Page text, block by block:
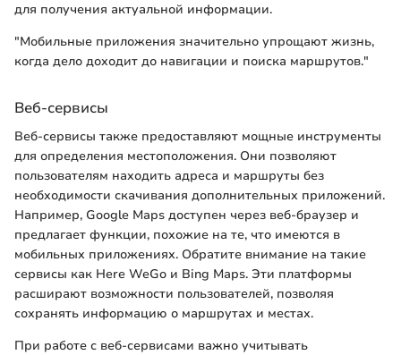
для получения актуальной информации.
"Мобильные приложения значительно упрощают жизнь,
когда дело доходит до навигации и поиска маршрутов."
Веб-сервисы
Веб-сервисы также предоставляют мощные инструменты
для определения местоположения. Они позволяют
пользователям находить адреса и маршруты без
необходимости скачивания дополнительных приложений.
Например, Google Maps доступен через веб-браузер и
предлагает функции, похожие на те, что имеются в
мобильных приложениях. Обратите внимание на такие
сервисы как Here WeGo и Bing Maps. Эти платформы
расширают возможности пользователей, позволяя
сохранять информацию о маршрутах и местах.
При работе с веб-сервисами важно учитывать